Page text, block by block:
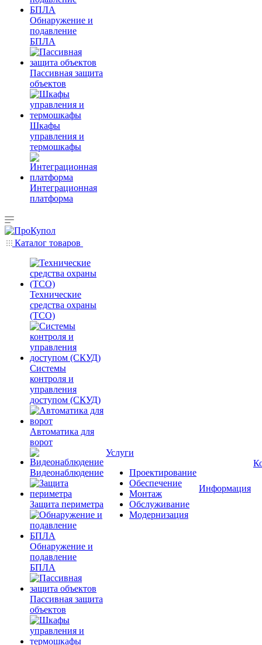
Обнаружение и
подавление
БПЛА
Пассивная защита
объектов
Шкафы
управления и
термошкафы
Интеграционная
платформа
Каталог товаров
Технические
средства охраны
(ТСО)
Системы
контроля и
управления
доступом (СКУД)
Автоматика для
ворот
Видеонаблюдение
Защита периметра
Обнаружение и
подавление
БПЛА
Пассивная защита
объектов
Услуги
Проектирование
Обеспечение
Монтаж
Обслуживание
Модернизация
Информация